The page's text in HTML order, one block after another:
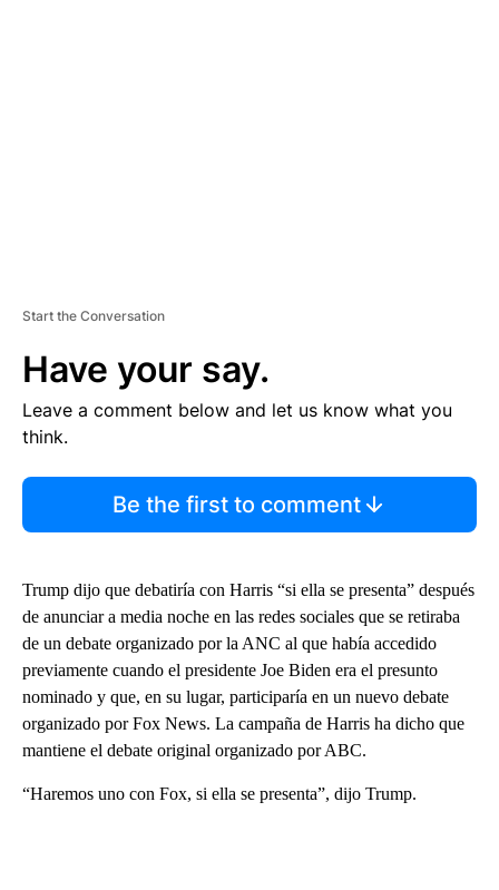
Start the Conversation
Have your say.
Leave a comment below and let us know what you
think.
Be the first to comment
Trump dijo que debatiría con Harris “si ella se presenta” después
de anunciar a media noche en las redes sociales que se retiraba
de un debate organizado por la ANC al que había accedido
previamente cuando el presidente Joe Biden era el presunto
nominado y que, en su lugar, participaría en un nuevo debate
organizado por Fox News. La campaña de Harris ha dicho que
mantiene el debate original organizado por ABC.
“Haremos uno con Fox, si ella se presenta”, dijo Trump.